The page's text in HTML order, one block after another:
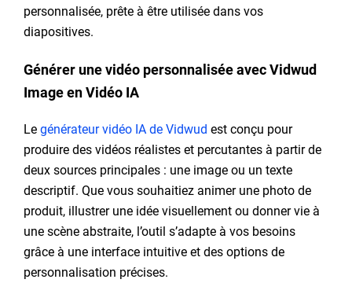
personnalisée, prête à être utilisée dans vos
diapositives.
Générer une vidéo personnalisée avec Vidwud
Image en Vidéo IA
Le générateur vidéo IA de Vidwud est conçu pour
produire des vidéos réalistes et percutantes à partir de
deux sources principales : une image ou un texte
descriptif. Que vous souhaitiez animer une photo de
produit, illustrer une idée visuellement ou donner vie à
une scène abstraite, l’outil s’adapte à vos besoins
grâce à une interface intuitive et des options de
personnalisation précises.